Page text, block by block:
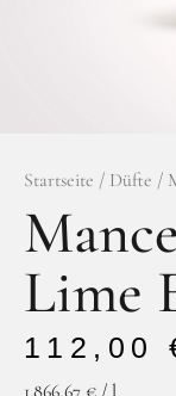
Startseite / Düfte /
Lime
112,00
1.866,67 € / l